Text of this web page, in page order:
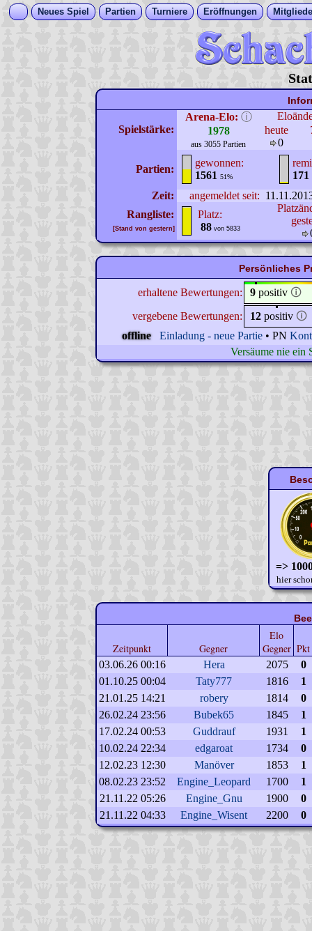
Neues Spiel Partien Turniere Eröffnungen
Spielstärke:
Arena-Elo: ⓘ
1978
aus 3055 Partien
heute
0
Partien:
gewonnen:
1561 51%
171
Zeit:
angemeldet seit:
Rangliste:
[Stand von gestern]
Platz:
88 von 5833
Persönliches
erhaltene Bewertungen: 9 positiv 🛈
vergebene Bewertungen:
12 positiv 🛈
offline
Einladung - neue Partie • PN
Versäume nie ein
=>
hier
Zeitpunkt Gegner
Elo
Gegner Pkt
03.06.26 00:16 Hera 2075
0
01.10.25 00:04
Taty777 1816
1
21.01.25 14:21
robery 1814
0
26.02.24 23:56
Bubek65 1845
1
17.02.24 00:53
Guddrauf 1931
1
10.02.24 22:34
edgaroat 1734
0
12.02.23 12:30
Manöver 1853
1
08.02.23 23:52
Engine_Leopard 1700
1
21.11.22 05:26
Engine_Gnu 1900
0
21.11.22 04:33
Engine_Wisent 2200 0